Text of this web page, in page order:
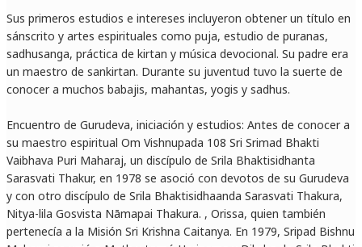
Sus primeros estudios e intereses incluyeron obtener un título en
sánscrito y artes espirituales como puja, estudio de puranas,
sadhusanga, práctica de kirtan y música devocional. Su padre era
un maestro de sankirtan. Durante su juventud tuvo la suerte de
conocer a muchos babajis, mahantas, yogis y sadhus.
Encuentro de Gurudeva, iniciación y estudios: Antes de conocer a
su maestro espiritual Om Vishnupada 108 Sri Srimad Bhakti
Vaibhava Puri Maharaj, un discípulo de Srila Bhaktisidhanta
Sarasvati Thakur, en 1978 se asoció con devotos de su Gurudeva
y con otro discípulo de Srila Bhaktisidhaanda Sarasvati Thakura,
Nitya-lila Gosvista Nāmapai Thakura. , Orissa, quien también
pertenecía a la Misión Sri Krishna Caitanya. En 1979, Sripad Bishnu